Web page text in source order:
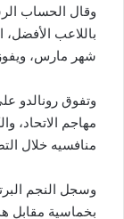
وقال الحساب
باللاعب الأفضل،
شهر مارس، ويفوز
وتفوق رونالدو
مهاجم الاتحاد،
منافسيه خلال
وسجل النجم
بخماسية مقابل